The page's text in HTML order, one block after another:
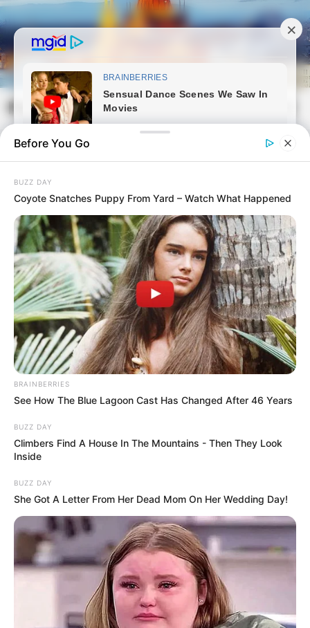
Skip
to
content
Magyarvilag.com
Search
Posted
in
Friss hírek
Dani halt meg a 70 milliós
nagymamával, és kisunokájával
tegnap… Most közölte a kórház a
szomorú hírt: Sajnos elhunyt, a..
– RÉSZLETEK:
bySzerző • November 24, 2025
Before You Go
BUZZ DAY
Coyote Snatches Puppy From Yard – Watch What Happened
BRAINBERRIES
See How The Blue Lagoon Cast Has Changed After 46 Years
BUZZ DAY
Climbers Find A House In The Mountains - Then They Look
Inside
BUZZ DAY
She Got A Letter From Her Dead Mom On Her Wedding Day!